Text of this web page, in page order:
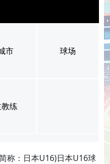
市 球场
练
称：日本U16)日本U16球